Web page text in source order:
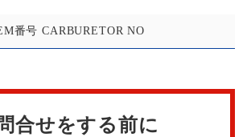
番号 CARBURETOR NO
合せをする前に